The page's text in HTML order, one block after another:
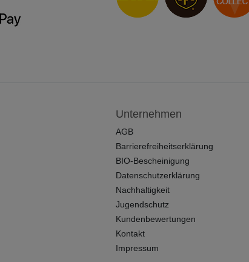
Unternehmen
AGB
Barrierefreiheitserklärung
BIO-Bescheinigung
Datenschutzerklärung
Nachhaltigkeit
Jugendschutz
Kundenbewertungen
Kontakt
Impressum